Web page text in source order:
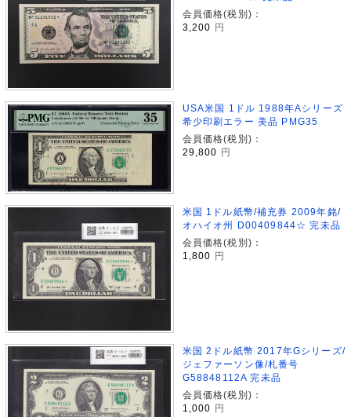
会員価格(税別)：
3,200 円
USA米国 1ドル 1988年Aシリーズ
希少印刷エラー 美品 PMG35
会員価格(税別)：
29,800
円
米国 1ドル紙幣/補充券 2009年銘/
オハイオ州 D00409844☆ 完未品
会員価格(税別)：
1,800 円
米国 2ドル紙幣 2017年Gシリーズ/
ジェファーソン像/札番号
G58848112A 完未品
会員価格(税別)：
1,000 円